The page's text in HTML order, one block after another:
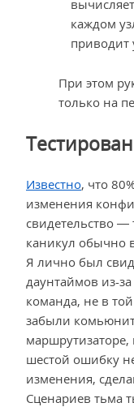
каждом
приводит
При этом
только на
Известно, что
изменения
свидетельство —
каникул обычно
Я лично был
даунтаймов из-
команда, не в
забыли
маршрутизаторе,
шестой ошибку
изменения,
Сценариев тьма